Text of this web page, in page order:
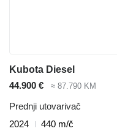
Kubota Diesel
44.900 €
≈ 87.790 KM
Prednji utovarivač
2024
440 m/č